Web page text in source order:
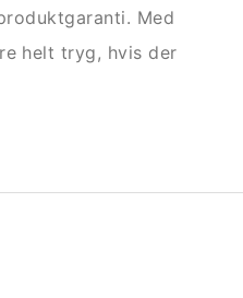
Med
helt tryg, hvis der